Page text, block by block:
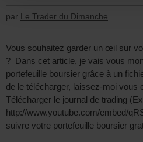
par Le Trader du Dimanche
Vous souhaitez garder un œil sur
? Dans cet article, je vais vous
portefeuille boursier grâce à un
de le télécharger, laissez-moi vous
Télécharger le journal de trading
http://www.youtube.com/embed/
suivre votre portefeuille boursier